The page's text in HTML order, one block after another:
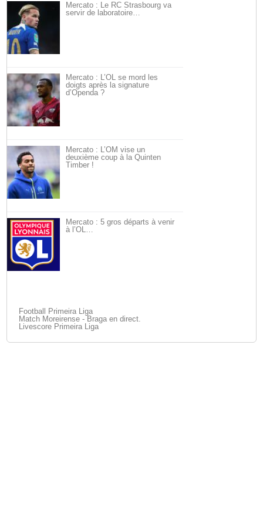
Mercato : Le RC Strasbourg va
servir de laboratoire…
Mercato : L’OL se mord les
doigts après la signature
d’Openda ?
Mercato : L’OM vise un
deuxième coup à la Quinten
Timber !
Mercato : 5 gros départs à venir
à l’OL…
Football Primeira Liga
Match Moreirense - Braga en direct.
Livescore Primeira Liga